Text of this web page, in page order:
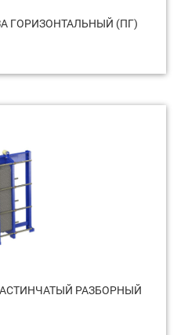
ГОРИЗОНТАЛЬНЫЙ (ПГ)
РАЗБОРНЫЙ